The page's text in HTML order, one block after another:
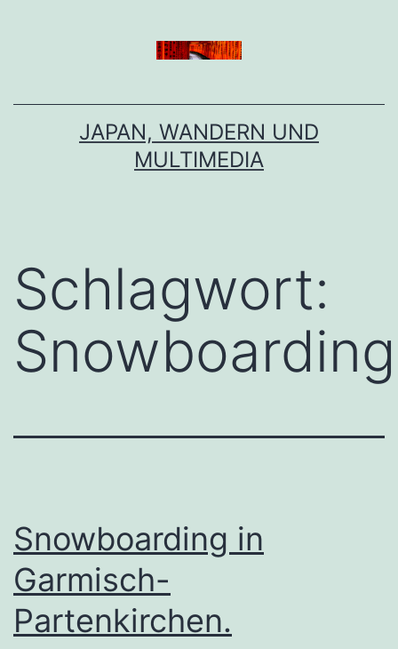
JAPAN, WANDERN UND
MULTIMEDIA
Schlagwort:
Snowboarding
Snowboarding in
Garmisch-
Partenkirchen.